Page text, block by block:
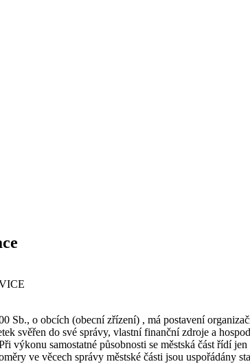
Sb., o obcích (obecní zřízení) , má postavení
svěřen do své správy, vlastní finanční zdroje a
výkonu samostatné působnosti se městská část
ve věcech správy městské části jsou uspořádány